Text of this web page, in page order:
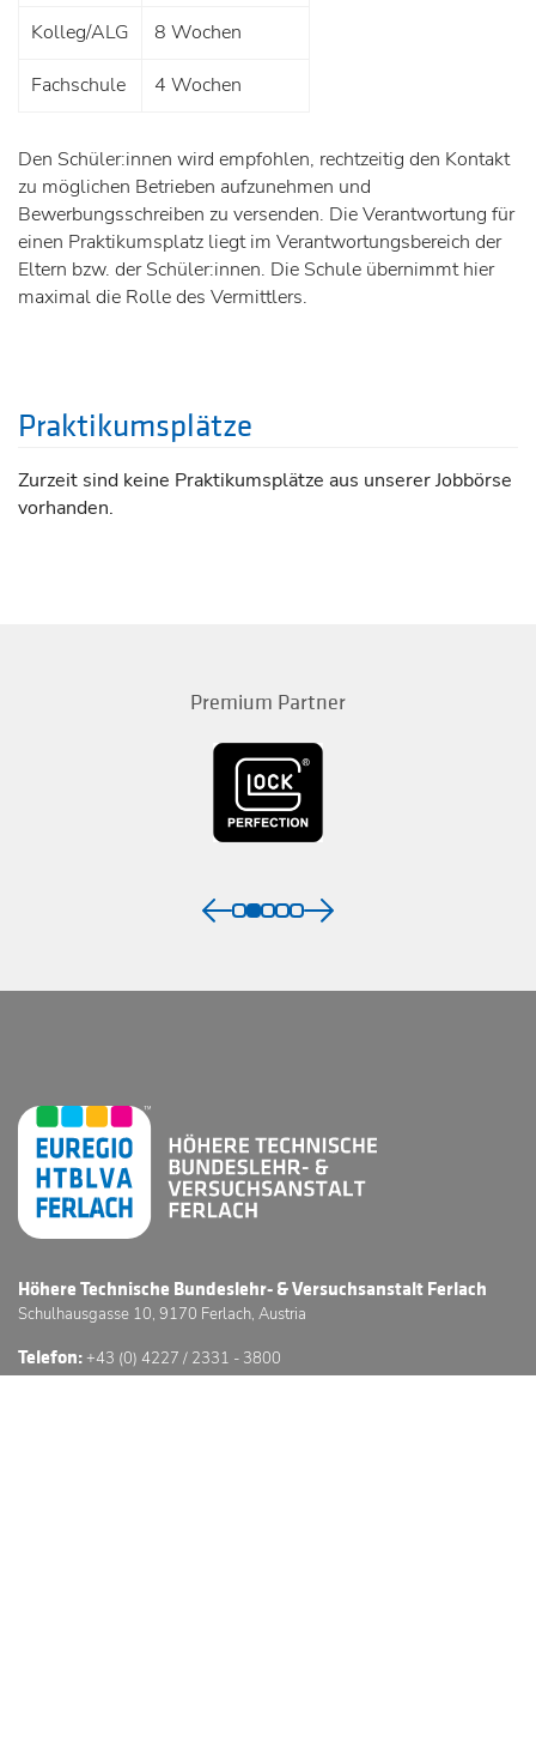
Kolleg/ALG
8 Wochen
Fachschule
4 Wochen
Den Schüler:innen wird empfohlen, rechtzeitig den Kontakt
zu möglichen Betrieben aufzunehmen und
Bewerbungsschreiben zu versenden. Die Verantwortung für
einen Praktikumsplatz liegt im Verantwortungsbereich der
Eltern bzw. der Schüler:innen. Die Schule übernimmt hier
maximal die Rolle des Vermittlers.
Praktikumsplätze
Zurzeit sind keine Praktikumsplätze aus unserer Jobbörse
vorhanden.
Premium Partner
Höhere Technische Bundeslehr- & Versuchsanstalt Ferlach
Schulhausgasse 10, 9170 Ferlach, Austria
Telefon:+43 (0) 4227 / 2331 - 3800
E-Mail: